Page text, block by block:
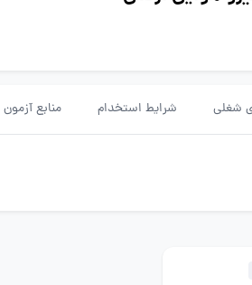
شغلی شرایط استخدام منابع آزمون